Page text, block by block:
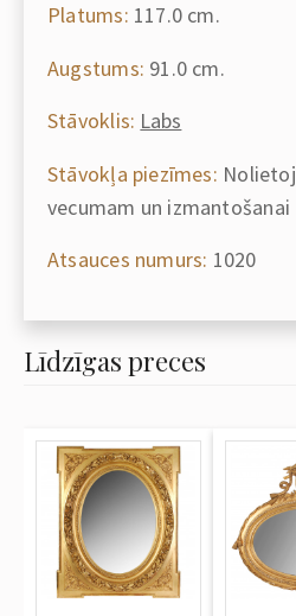
Platums: 117.0 cm.
Augstums: 91.0 cm.
Stāvoklis: Labs
Stāvokļa piezīmes:
vecumam un izmantošanai
Atsauces numurs: 1020
Līdzīgas preces